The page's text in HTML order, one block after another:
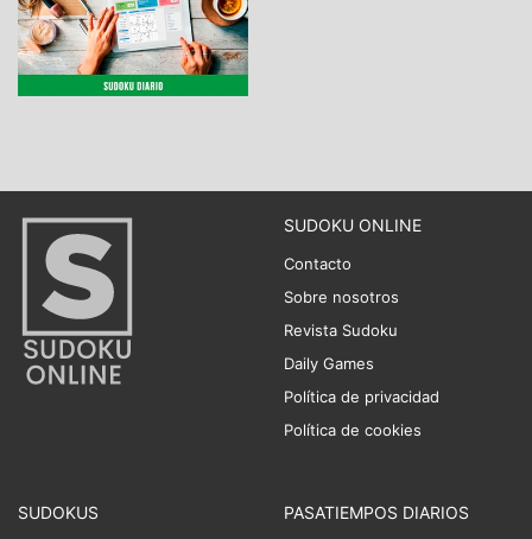
SUDOKU ONLINE
Contacto
Sobre nosotros
Revista Sudoku
Daily Games
Política de privacidad
Política de cookies
SUDOKUS PASATIEMPOS DIARIOS